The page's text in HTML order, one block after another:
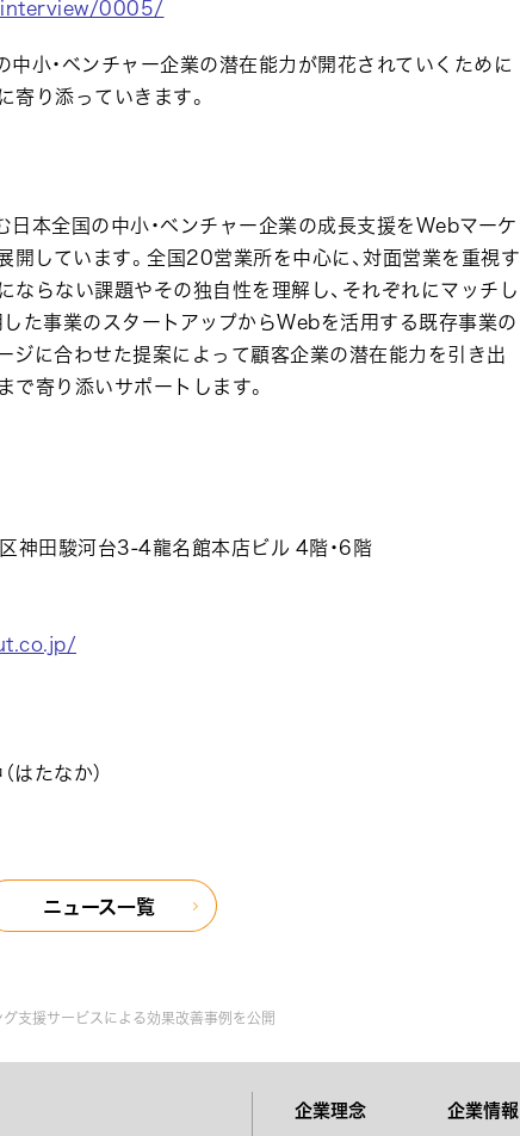
0005/
中小・ベンチャー企業の潜在能力が開花されていくために
寄り添っていきます。
日本全国の中小・ベンチャー企業の成長支援をWebマーケ
開しています。全国20営業所を中心に、対面営業を重視す
ならない課題やその独自性を理解し、それぞれにマッチし
た事業のスタートアップからWebを活用する既存事業の
ジに合わせた提案によって顧客企業の潜在能力を引き出
で寄り添いサポートします。
田駿河台3-4龍名館本店ビル 4階・6階
たなか）
ニュース一覧
支援サービスによる効果改善事例を公開
企業理念 企業情報